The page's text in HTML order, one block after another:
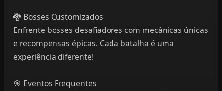
🐉 Bosses Customizados
Enfrente bosses desafiadores com mecânicas únicas
e recompensas épicas. Cada batalha é uma
experiência diferente!
🎯 Eventos Frequentes